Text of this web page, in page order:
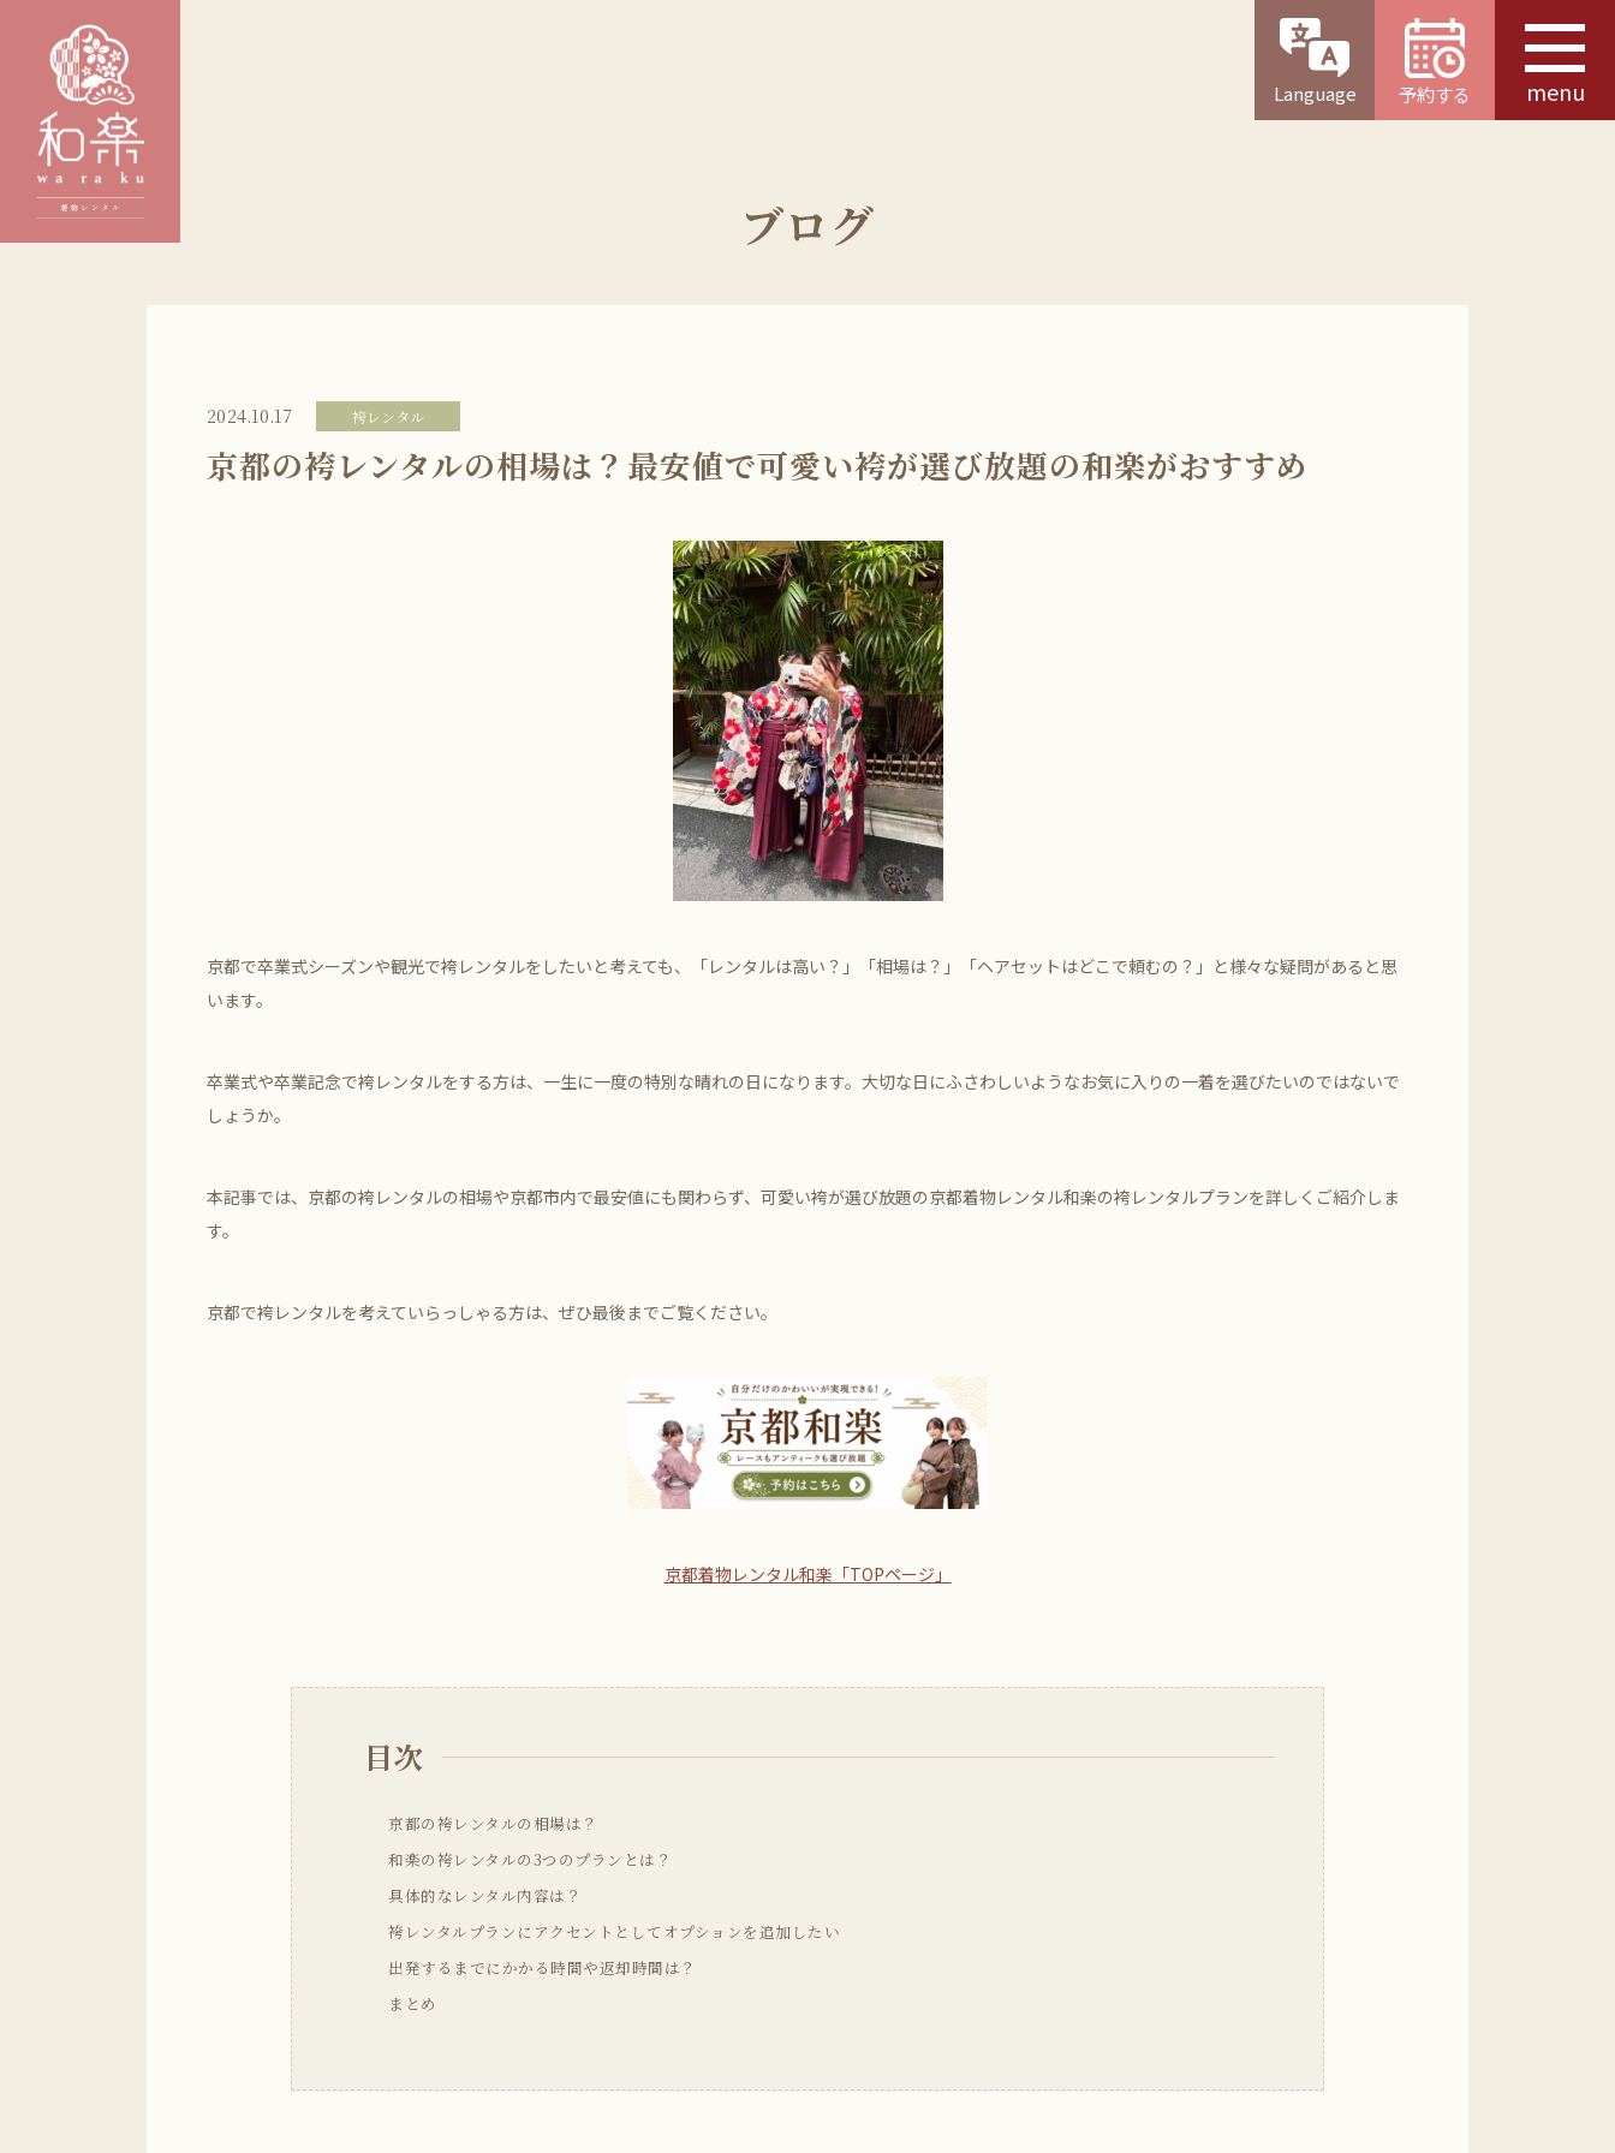
Language 予約する menu
ブログ
2024.10.17 袴レンタル
京都の袴レンタルの相場は？最安値で可愛い袴が選び放題の和楽がおすすめ
京都で卒業式シーズンや観光で袴レンタルをしたいと考えても、「レンタルは高い？」「相場は？」「ヘアセットはどこで頼むの？」と様々な疑問があると思
います。
卒業式や卒業記念で袴レンタルをする方は、一生に一度の特別な晴れの日になります。大切な日にふさわしいようなお気に入りの一着を選びたいのではないで
しょうか。
本記事では、京都の袴レンタルの相場や京都市内で最安値にも関わらず、可愛い袴が選び放題の京都着物レンタル和楽の袴レンタルプランを詳しくご紹介しま
す。
京都で袴レンタルを考えていらっしゃる方は、ぜひ最後までご覧ください。
京都着物レンタル和楽「TOPページ」
目次
京都の袴レンタルの相場は？
和楽の袴レンタルの3つのプランとは？
具体的なレンタル内容は？
袴レンタルプランにアクセントとしてオプションを追加したい
出発するまでにかかる時間や返却時間は？
まとめ